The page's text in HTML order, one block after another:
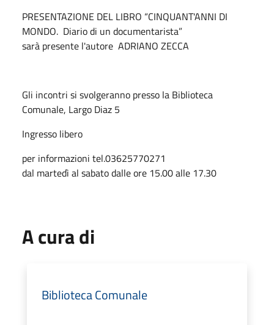
PRESENTAZIONE DEL LIBRO “CINQUANT'ANNI DI
MONDO. Diario di un documentarista”
sarà presente l'autore ADRIANO ZECCA
Gli incontri si svolgeranno presso la Biblioteca
Comunale, Largo Diaz 5
Ingresso libero
per informazioni tel.03625770271
dal martedì al sabato dalle ore 15.00 alle 17.30
A cura di
Biblioteca Comunale